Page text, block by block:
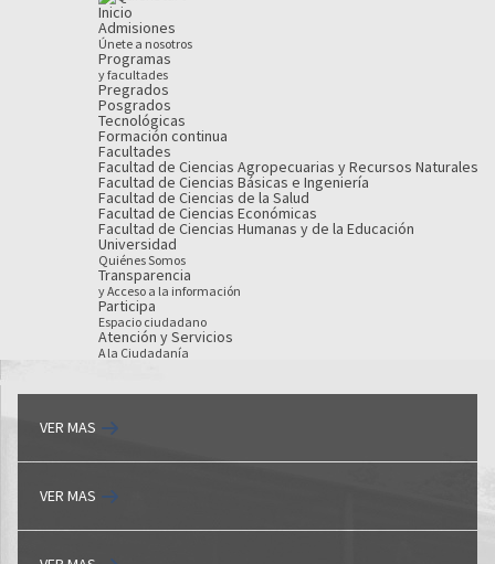
Inicio
Admisiones
Únete a nosotros
Programas
y facultades
Pregrados
Posgrados
Tecnológicas
Formación continua
Facultades
Facultad de Ciencias Agropecuarias y Recursos Naturales
Facultad de Ciencias Básicas e Ingeniería
Facultad de Ciencias de la Salud
Facultad de Ciencias Económicas
Facultad de Ciencias Humanas y de la Educación
Universidad
Quiénes Somos
Transparencia
y Acceso a la información
Participa
Espacio ciudadano
Atención y Servicios
A la Ciudadanía
VER MAS
VER MAS